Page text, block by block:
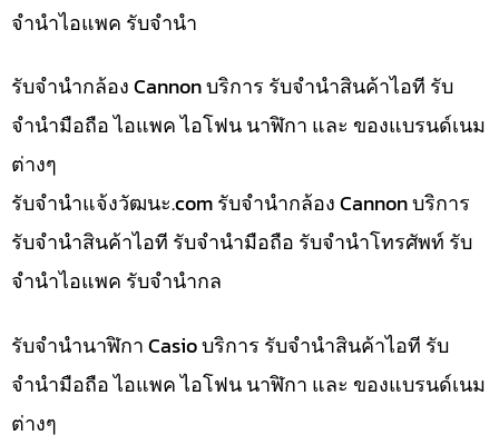
จำนำไอแพค รับจำนำ
รับจำนำกล้อง Cannon บริการ รับจำนำสินค้าไอที รับ
จำนำมือถือ ไอแพค ไอโฟน นาฬิกา และ ของแบรนด์เนม
ต่างๆ
รับจํานําแจ้งวัฒนะ.com รับจำนำกล้อง Cannon บริการ
รับจำนำสินค้าไอที รับจำนำมือถือ รับจำนำโทรศัพท์ รับ
จำนำไอแพค รับจำนำกล
รับจำนำนาฬิกา Casio บริการ รับจำนำสินค้าไอที รับ
จำนำมือถือ ไอแพค ไอโฟน นาฬิกา และ ของแบรนด์เนม
ต่างๆ